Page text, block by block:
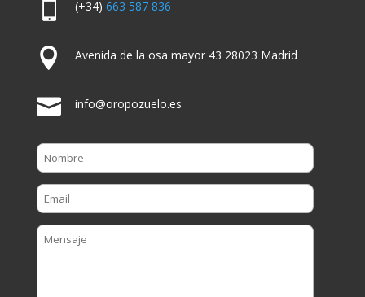
 (+34) 663 587 836
 Avenida de la osa mayor 43 28023 Madrid
 info@oropozuelo.es